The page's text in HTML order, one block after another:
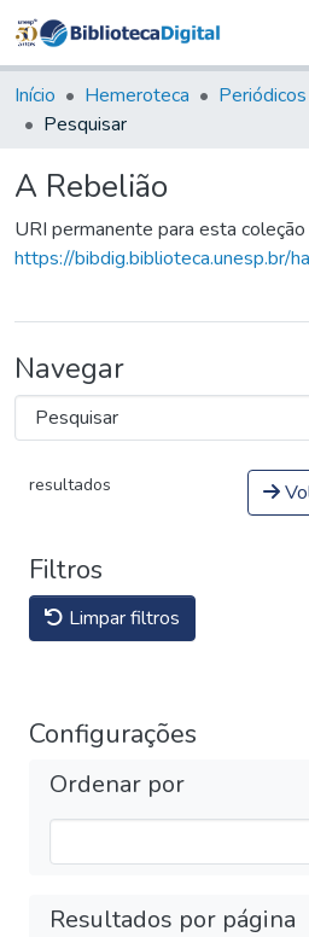
&
Início Hemeroteca
Pesquisar
A Rebelião
URI permanente para esta coleção
https://bibdig.biblioteca.unesp.br/
Navegar
resultados
Filtros
Limpar filtros
Configurações
Ordenar por
Resultados por página